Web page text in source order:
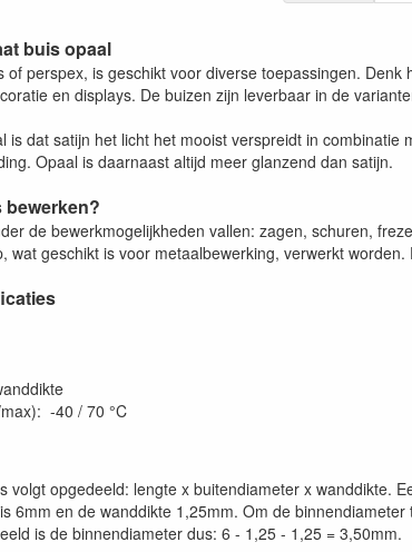
buis opaal
of perspex, is geschikt voor diverse toepassingen.
en displays. De buizen zijn leverbaar in de
is dat satijn het licht het mooist verspreidt in
Opaal is daarnaast altijd meer glanzend dan satijn.
bewerken?
de bewerkmogelijkheden vallen: zagen, schuren,
wat geschikt is voor metaalbewerking, verwerkt
-40 / 70 °C
volgt opgedeeld: lengte x buitendiameter x wanddikte.
6mm en de wanddikte 1,25mm. Om de
is de binnendiameter dus: 6 - 1,25 - 1,25 = 3,50mm.